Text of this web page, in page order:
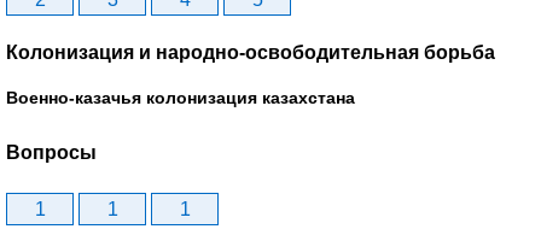
Колонизация и народно-освободительная борьба
Военно-казачья колонизация казахстана
Вопросы
1 1 1